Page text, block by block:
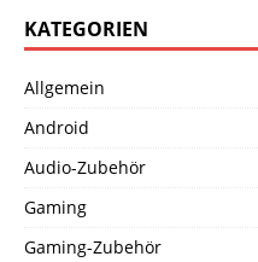
KATEGORIEN
Allgemein
Android
Audio-Zubehör
Gaming
Gaming-Zubehör